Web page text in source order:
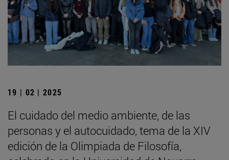
19 | 02 | 2025
El cuidado del medio ambiente, de las
personas y el autocuidado, tema de la XIV
edición de la Olimpiada de Filosofía,